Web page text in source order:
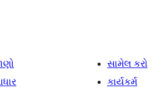
સામેલ કરો
કાર્યકર્મ